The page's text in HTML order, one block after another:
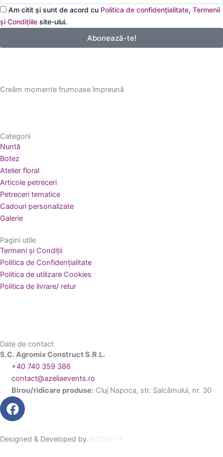
de
email
Am citit și sunt de acord cu Politica de confidențialitate, Termenii
și Condițiile site-ului.
Abonează-te!
Creăm momente frumoase împreună
Categorii
Nuntă
Botez
Atelier floral
Articole petreceri
Petreceri tematice
Cadouri personalizate
Galerie
Pagini utile
Termeni și Condiții
Politica de Confidențialitate
Politica de utilizare Cookies
Politica de livrare/ retur
Date de contact
S.C. Agromix Construct S.R.L.
+40 740 359 386
contact@azeliaevents.ro
Birou/ridicare produse: Cluj Napoca, str. Salcâmului, nr. 30
F
a
e
Designed & Developed by WEDEV IT